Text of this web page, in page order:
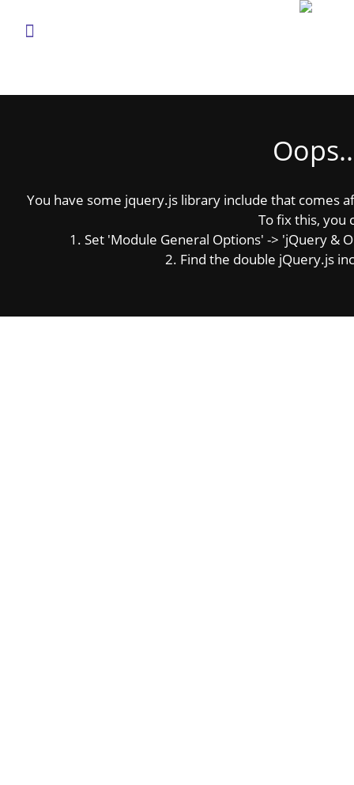
You have some jquery.js library include that comes
To fix this, you
1. Set 'Module General Options' -> 'jQuery &
2. Find the double jQuery.js